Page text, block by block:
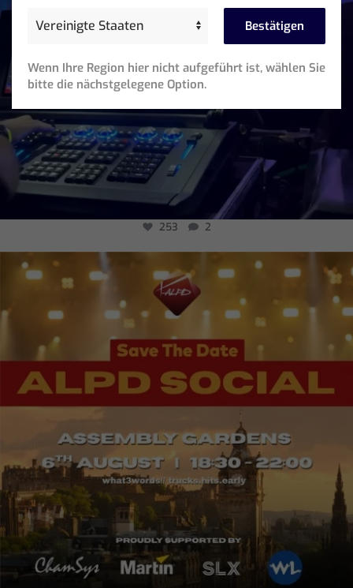
253 2
Aug 3
5 0
Bestätigen
Wenn Ihre Region hier nicht aufgeführt ist, wählen Sie
bitte die nächstgelegene Option.